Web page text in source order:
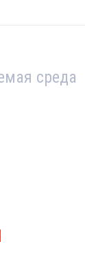
среда